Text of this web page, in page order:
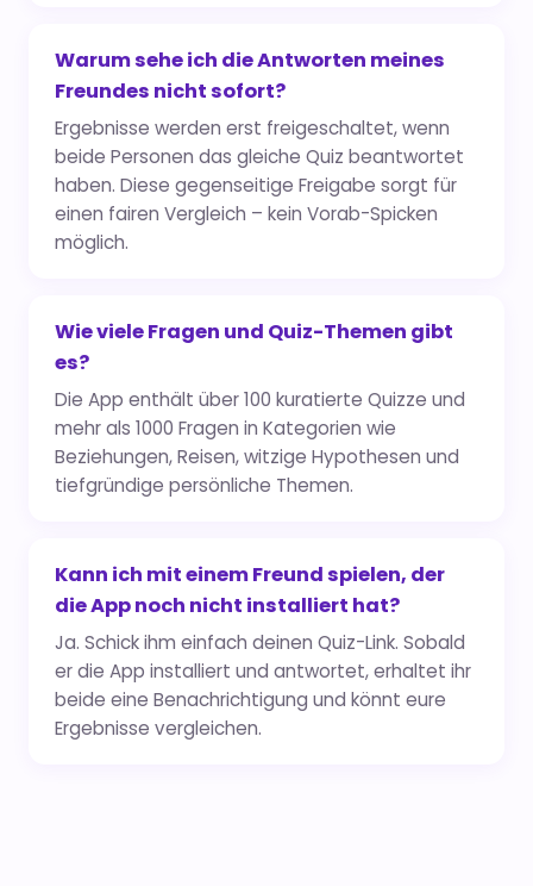
Warum sehe ich die Antworten meines
Freundes nicht sofort?
Ergebnisse werden erst freigeschaltet, wenn
beide Personen das gleiche Quiz beantwortet
haben. Diese gegenseitige Freigabe sorgt für
einen fairen Vergleich – kein Vorab-Spicken
möglich.
Wie viele Fragen und Quiz-Themen gibt
es?
Die App enthält über 100 kuratierte Quizze und
mehr als 1000 Fragen in Kategorien wie
Beziehungen, Reisen, witzige Hypothesen und
tiefgründige persönliche Themen.
Kann ich mit einem Freund spielen, der
die App noch nicht installiert hat?
Ja. Schick ihm einfach deinen Quiz-Link. Sobald
er die App installiert und antwortet, erhaltet ihr
beide eine Benachrichtigung und könnt eure
Ergebnisse vergleichen.